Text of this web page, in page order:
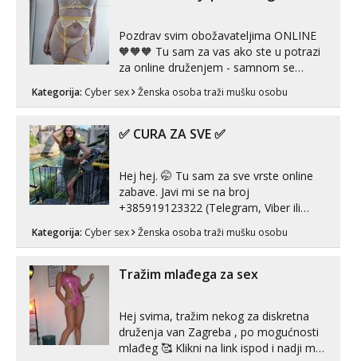
samostojeće itd. Nudim svakakva videa
Pozdrav svim obožavateljima ONLINE
🧡🧡🧡 Tu sam za vas ako ste u potrazi
za online druženjem - samnom se
možete zabaviti preko videopoziva, ili
ako vam nisam dovoljna radim i u paru i
😉 Radim i vruća tipkanja uz slike i hot
Kategorija: Cyber sex Ženska osoba traži mušku osobu
✅ CURA ZA SVE ✅
Hej hej. 🤭 Tu sam za sve vrste online
zabave. Javi mi se na broj
+385919123322 (Telegram, Viber ili
Whatsapp). 🤙 NE javljaj se na uzivo.
Hvala.
Kategorija: Cyber sex Ženska osoba traži mušku osobu
Tražim mlađega za sex
Hej svima, tražim nekog za diskretna
druženja van Zagreba , po mogućnosti
mlađeg 🥰 Klikni na link ispod i nadji me